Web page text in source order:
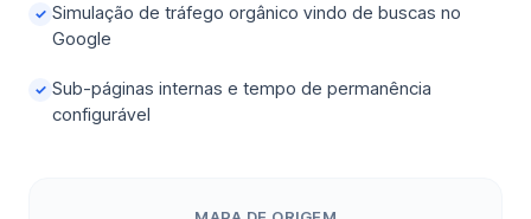
✓ Simulação de tráfego orgânico vindo de buscas no
Google
✓ Sub-páginas internas e tempo de permanência
configurável